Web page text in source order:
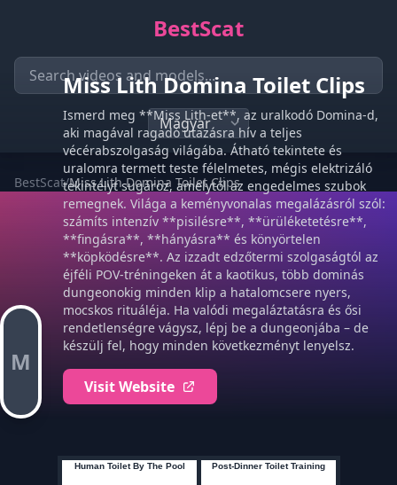
BestScat
BestScat/Miss Lith Domina Toilet Clips
M
Miss Lith Domina Toilet Clips
Ismerd meg **Miss Lith-et**, az uralkodó Domina-d,
aki magával ragadó utazásra hív a teljes
vécérabszolgaság világába. Átható tekintete és
uralomra termett teste félelmetes, mégis elektrizáló
tekintélyt sugároz, amelytől az engedelmes szubok
remegnek. Világa a keményvonalas megalázásról szól:
számíts intenzív **pisilésre**, **ürüléketetésre**,
**fingásra**, **hányásra** és könyörtelen
**köpködésre**. Az izzadt edzőtermi szolgaságtól az
éjféli POV-tréningeken át a kaotikus, több dominás
dungeonokig minden klip a hatalomcsere nyers,
mocskos rituáléja. Ha valódi megaláztatásra és ősi
rendetlenségre vágysz, lépj be a dungeonjába – de
készülj fel, hogy minden következményt lenyelsz.
Visit Website